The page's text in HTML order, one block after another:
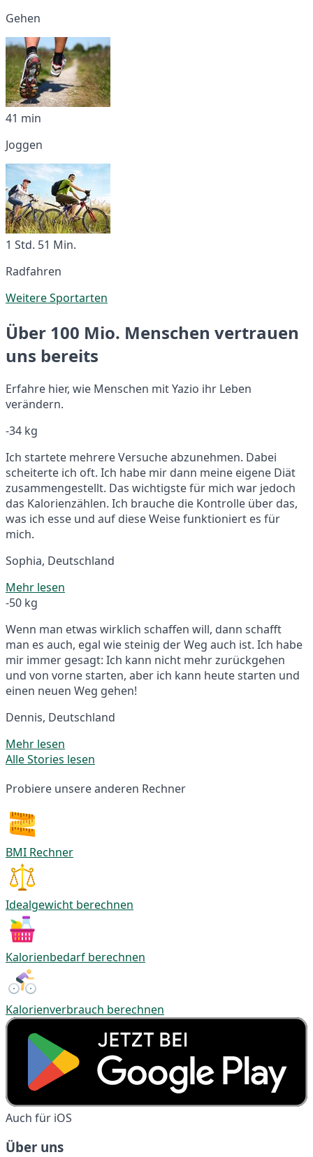
Gehen
41 min
Joggen
1 Std. 51 Min.
Radfahren
Weitere Sportarten
Über 100 Mio. Menschen vertrauen
uns bereits
Erfahre hier, wie Menschen mit Yazio ihr Leben
verändern.
-34 kg
Ich startete mehrere Versuche abzunehmen. Dabei
scheiterte ich oft. Ich habe mir dann meine eigene Diät
zusammengestellt. Das wichtigste für mich war jedoch
das Kalorienzählen. Ich brauche die Kontrolle über das,
was ich esse und auf diese Weise funktioniert es für
mich.
Sophia, Deutschland
Mehr lesen
-50 kg
Wenn man etwas wirklich schaffen will, dann schafft
man es auch, egal wie steinig der Weg auch ist. Ich habe
mir immer gesagt: Ich kann nicht mehr zurückgehen
und von vorne starten, aber ich kann heute starten und
einen neuen Weg gehen!
Dennis, Deutschland
Mehr lesen
Alle Stories lesen
Probiere unsere anderen Rechner
BMI Rechner
Idealgewicht berechnen
Kalorienbedarf berechnen
Kalorienverbrauch berechnen
Auch für iOS
Über uns